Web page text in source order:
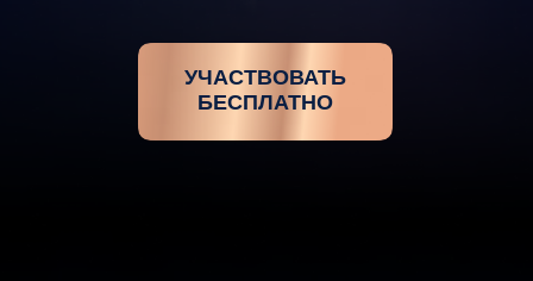
УЧАСТВОВАТЬ
БЕСПЛАТНО